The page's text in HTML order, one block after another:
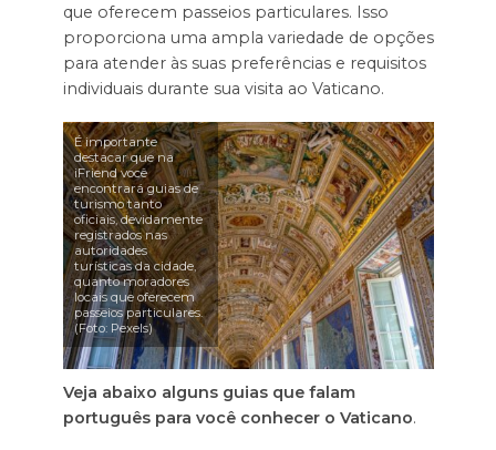
que oferecem passeios particulares. Isso
proporciona uma ampla variedade de opções
para atender às suas preferências e requisitos
individuais durante sua visita ao Vaticano.
É importante
destacar que na
iFriend você
encontrará guias de
turismo tanto
oficiais, devidamente
registrados nas
autoridades
turísticas da cidade,
quanto moradores
locais que oferecem
passeios particulares.
(Foto: Pexels)
Veja abaixo alguns guias que falam
português para você conhecer o Vaticano.